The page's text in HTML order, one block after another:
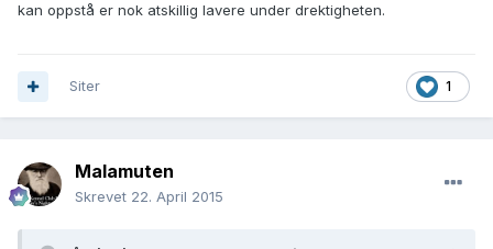
kan oppstå er nok atskillig lavere under drektigheten.
1
Siter
Malamuten
Skrevet 22. April 2015